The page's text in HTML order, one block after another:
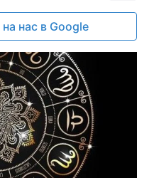
на нас в Google